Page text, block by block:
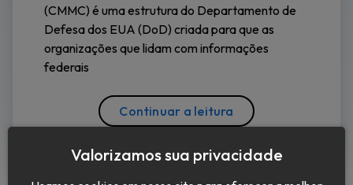
(CMMC) é uma estrutura do Departamento de
Defesa dos EUA (DoD) criada para que as
organizações que lidam com informações
federais
Continuar a leitura
Valorizamos sua privacidade